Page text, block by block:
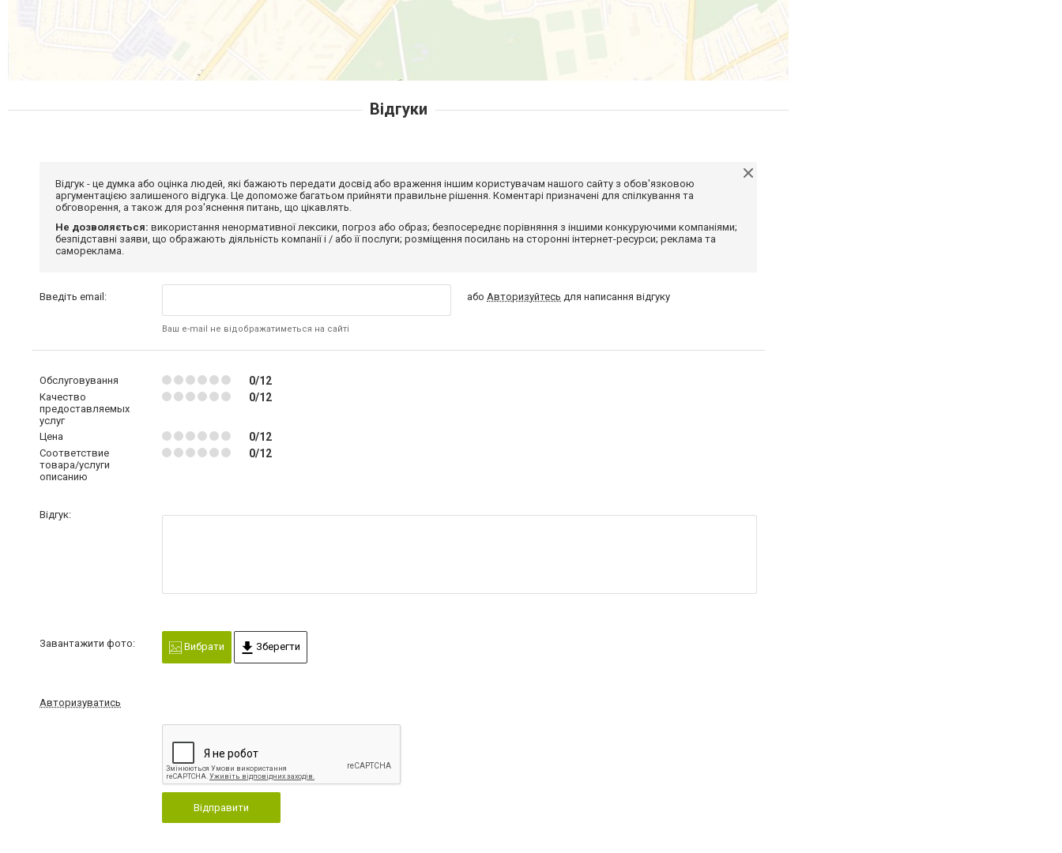
Відгуки
Відгук - це думка або оцінка людей, які бажають передати досвід або враження іншим користувачам нашого сайту з обов'язковою
аргументацією залишеного відгука. Це допоможе багатьом прийняти правильне рішення. Коментарі призначені для спілкування та
обговорення, а також для роз'яснення питань, що цікавлять.
Не дозволяється: використання ненормативної лексики, погроз або образ; безпосереднє порівняння з іншими конкуруючими компаніями;
безпідставні заяви, що ображають діяльність компанії і / або її послуги; розміщення посилань на сторонні інтернет-ресурси; реклама та
самореклама.
Введіть email:
Ваш e-mail не відображатиметься на сайті
абоАвторизуйтесь для написання відгуку
Обслуговування 0/12
Качество
предоставляемых
услуг
0/12
Цена 0/12
Соответствие
товара/услуги
описанию
0/12
Відгук:
Завантажити фото: Вибрати Зберегти
Авторизуватись
Відправити